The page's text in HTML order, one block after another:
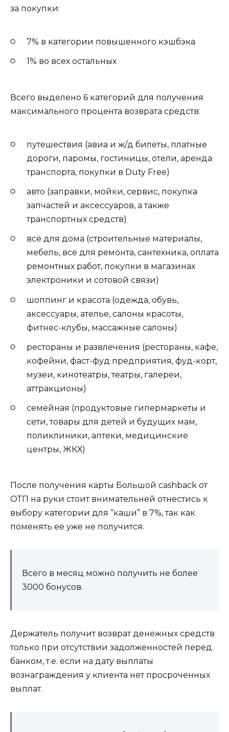
за покупки:
7% в категории повышенного кэшбэка
1% во всех остальных
Всего выделено 6 категорий для получения
максимального процента возврата средств:
путешествия (авиа и ж/д билеты, платные
дороги, паромы, гостиницы, отели, аренда
транспорта, покупки в Duty Free)
авто (заправки, мойки, сервис, покупка
запчастей и аксессуаров, а также
транспортных средств)
всё для дома (строительные материалы,
мебель, всё для ремонта, сантехника, оплата
ремонтных работ, покупки в магазинах
электроники и сотовой связи)
шоппинг и красота (одежда, обувь,
аксессуары, ателье, салоны красоты,
фитнес-клубы, массажные салоны)
рестораны и развлечения (рестораны, кафе,
кофейни, фаст-фуд предприятия, фуд-корт,
музеи, кинотеатры, театры, галереи,
аттракционы)
семейная (продуктовые гипермаркеты и
сети, товары для детей и будущих мам,
поликлиники, аптеки, медицинские
центры, ЖКХ)
После получения карты Большой cashback от
ОТП на руки стоит внимательней отнестись к
выбору категории для “каши” в 7%, так как
поменять её уже не получится.
Всего в месяц можно получить не более
3000 бонусов.
Держатель получит возврат денежных средств
только при отсутствии задолженностей перед
банком, т.е. если на дату выплаты
вознаграждения у клиента нет просроченных
выплат.